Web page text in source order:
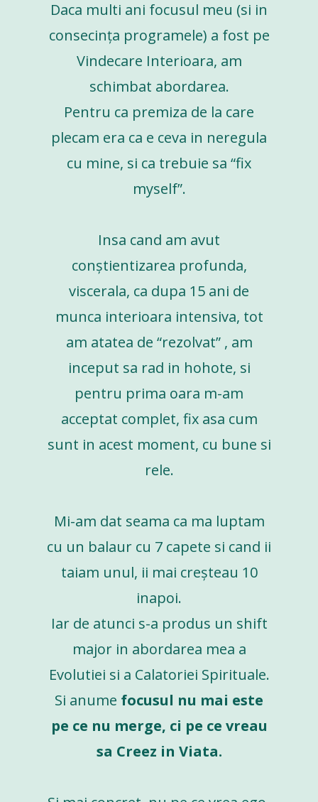
Daca multi ani focusul meu (si in
consecința programele) a fost pe
Vindecare Interioara, am
schimbat abordarea.
Pentru ca premiza de la care
plecam era ca e ceva in neregula
cu mine, si ca trebuie sa “fix
myself”.
Insa cand am avut
conștientizarea profunda,
viscerala, ca dupa 15 ani de
munca interioara intensiva, tot
am atatea de “rezolvat” , am
inceput sa rad in hohote, si
pentru prima oara m-am
acceptat complet, fix asa cum
sunt in acest moment, cu bune si
rele.
Mi-am dat seama ca ma luptam
cu un balaur cu 7 capete si cand ii
taiam unul, ii mai creșteau 10
inapoi.
Iar de atunci s-a produs un shift
major in abordarea mea a
Evolutiei si a Calatoriei Spirituale.
Si anume focusul nu mai este
pe ce nu merge, ci pe ce vreau
sa Creez in Viata.